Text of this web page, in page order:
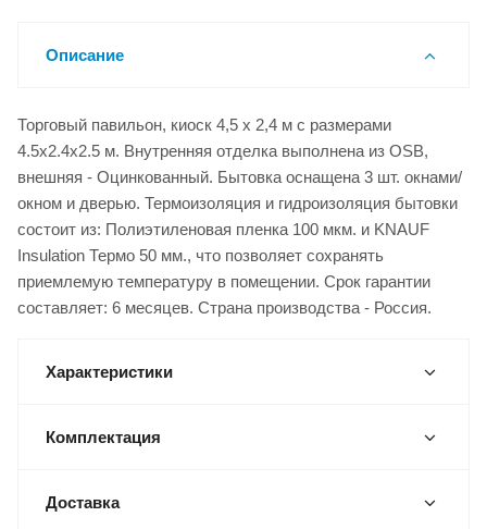
Описание
Торговый павильон, киоск 4,5 х 2,4 м с размерами
4.5x2.4x2.5 м. Внутренняя отделка выполнена из OSB,
внешняя - Оцинкованный. Бытовка оснащена 3 шт. окнами/
окном и дверью. Термоизоляция и гидроизоляция бытовки
состоит из: Полиэтиленовая пленка 100 мкм. и KNAUF
Insulation Термо 50 мм., что позволяет сохранять
приемлемую температуру в помещении. Срок гарантии
составляет: 6 месяцев. Страна производства - Россия.
Характеристики
Комплектация
Доставка